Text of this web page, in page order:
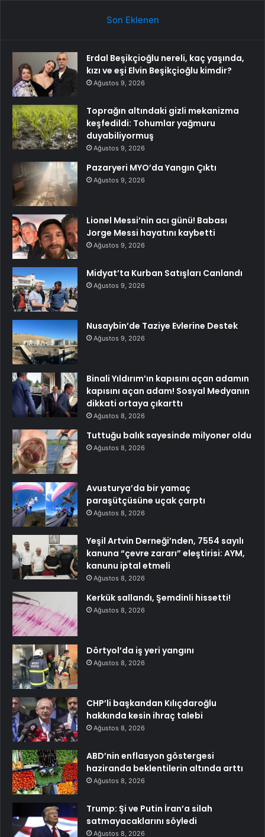
Son Eklenen
Erdal Beşikçioğlu nereli, kaç yaşında,
kızı ve eşi Elvin Beşikçioğlu kimdir?
Ağustos 9, 2026
Toprağın altındaki gizli mekanizma
keşfedildi: Tohumlar yağmuru
duyabiliyormuş
Ağustos 9, 2026
Pazaryeri MYO’da Yangın Çıktı
Ağustos 9, 2026
Lionel Messi’nin acı günü! Babası
Jorge Messi hayatını kaybetti
Ağustos 9, 2026
Midyat’ta Kurban Satışları Canlandı
Ağustos 9, 2026
Nusaybin’de Taziye Evlerine Destek
Ağustos 9, 2026
Binali Yıldırım’ın kapısını açan adamın
kapısını açan adam! Sosyal Medyanın
dikkati ortaya çıkarttı
Ağustos 8, 2026
Tuttuğu balık sayesinde milyoner oldu
Ağustos 8, 2026
Avusturya’da bir yamaç
paraşütçüsüne uçak çarptı
Ağustos 8, 2026
Yeşil Artvin Derneği’nden, 7554 sayılı
kanuna “çevre zararı” eleştirisi: AYM,
kanunu iptal etmeli
Ağustos 8, 2026
Kerkük sallandı, Şemdinli hissetti!
Ağustos 8, 2026
Dörtyol’da iş yeri yangını
Ağustos 8, 2026
CHP’li başkandan Kılıçdaroğlu
hakkında kesin ihraç talebi
Ağustos 8, 2026
ABD’nin enflasyon göstergesi
haziranda beklentilerin altında arttı
Ağustos 8, 2026
Trump: Şi ve Putin İran’a silah
satmayacaklarını söyledi
Ağustos 8, 2026